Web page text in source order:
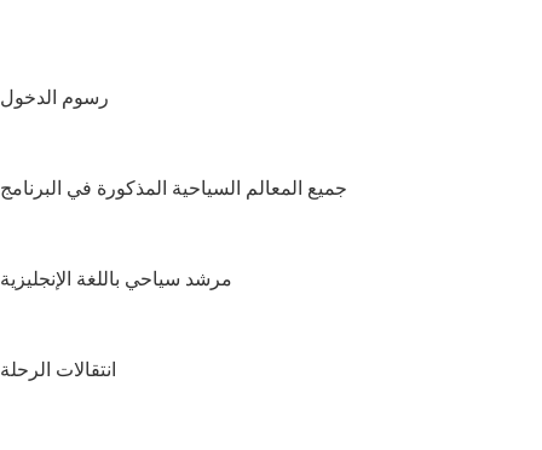
رسوم الدخول
جميع المعالم السياحية المذكورة في البرنامج
مرشد سياحي باللغة الإنجليزية
انتقالات الرحلة